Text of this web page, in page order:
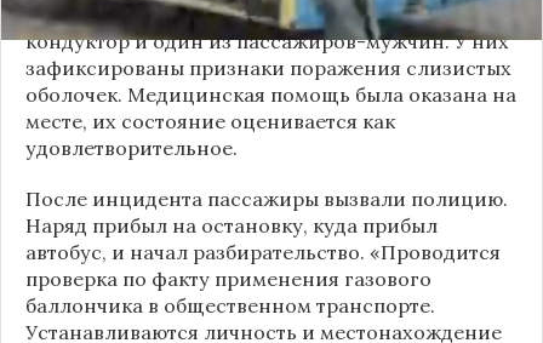
По предварительным данным, пострадали
кондуктор и один из пассажиров-мужчин. У них
зафиксированы признаки поражения слизистых
оболочек. Медицинская помощь была оказана на
месте, их состояние оценивается как
удовлетворительное.
После инцидента пассажиры вызвали полицию.
Наряд прибыл на остановку, куда прибыл
автобус, и начал разбирательство. «Проводится
проверка по факту применения газового
баллончика в общественном транспорте.
Устанавливаются личность и местонахождение